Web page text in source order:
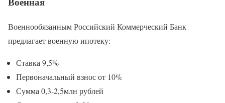
Военнообязанным Российский Коммерческий Банк
предлагает военную ипотеку:
Ставка 9,5%
Первоначальный взнос от 10%
Сумма 0,3-2,5млн рублей